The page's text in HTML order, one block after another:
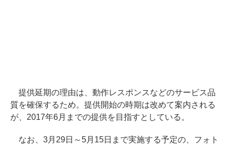
提供延期の理由は、動作レスポンスなどのサービス品
質を確保するため。提供開始の時期は改めて案内される
が、2017年6月までの提供を目指すとしている。
なお、3月29日～5月15日まで実施する予定の、フォト